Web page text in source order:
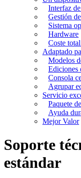
Interfaz
Gestión
Sistema
Hardware
Coste
Adaptado
Modelos
Ediciones
Consola
Agrupar
Servicio
Paquete
Ayuda
Mejor Valor
Soporte
estándar